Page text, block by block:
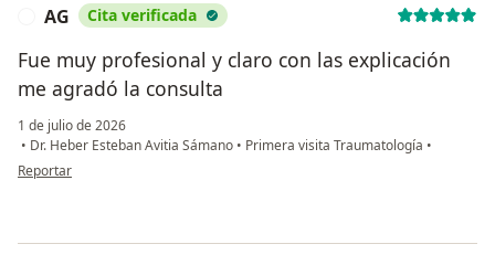
AG Cita verificada
Fue muy profesional y claro con las explicación
me agradó la consulta
1 de julio de 2026
• Dr. Heber Esteban Avitia Sámano • Primera visita Traumatología •
en opinión del usuario AG
Reportar